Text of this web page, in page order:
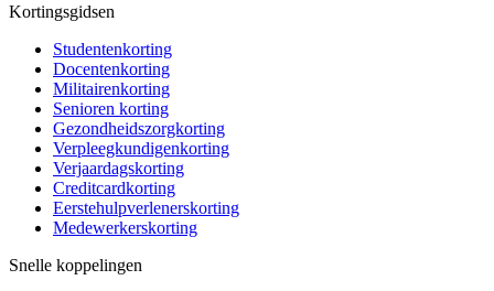
Kortingsgidsen
Studentenkorting
Docentenkorting
Militairenkorting
Senioren korting
Gezondheidszorgkorting
Verpleegkundigenkorting
Verjaardagskorting
Creditcardkorting
Eerstehulpverlenerskorting
Medewerkerskorting
Snelle koppelingen